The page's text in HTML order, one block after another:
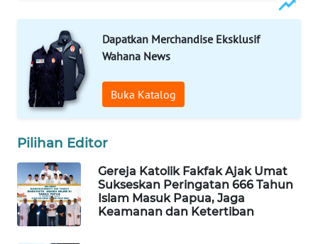
Dapatkan Merchandise Eksklusif
Wahana News
Buka Katalog
Pilihan Editor
Gereja Katolik Fakfak Ajak Umat
Sukseskan Peringatan 666 Tahun
Islam Masuk Papua, Jaga
Keamanan dan Ketertiban
WAHANA
LISTRIK
WAHANA
TRAVEL
TV
WAHANANEWS
ID